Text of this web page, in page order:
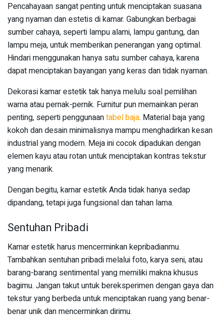
Pencahayaan sangat penting untuk menciptakan suasana
yang nyaman dan estetis di kamar. Gabungkan berbagai
sumber cahaya, seperti lampu alami, lampu gantung, dan
lampu meja, untuk memberikan penerangan yang optimal.
Hindari menggunakan hanya satu sumber cahaya, karena
dapat menciptakan bayangan yang keras dan tidak nyaman.
Dekorasi kamar estetik tak hanya melulu soal pemilihan
warna atau pernak-pernik. Furnitur pun memainkan peran
penting, seperti penggunaantabel baja. Material baja yang
kokoh dan desain minimalisnya mampu menghadirkan kesan
industrial yang modern. Meja ini cocok dipadukan dengan
elemen kayu atau rotan untuk menciptakan kontras tekstur
yang menarik.
Dengan begitu, kamar estetik Anda tidak hanya sedap
dipandang, tetapi juga fungsional dan tahan lama.
Sentuhan Pribadi
Kamar estetik harus mencerminkan kepribadianmu.
Tambahkan sentuhan pribadi melalui foto, karya seni, atau
barang-barang sentimental yang memiliki makna khusus
bagimu. Jangan takut untuk bereksperimen dengan gaya dan
tekstur yang berbeda untuk menciptakan ruang yang benar-
benar unik dan mencerminkan dirimu.